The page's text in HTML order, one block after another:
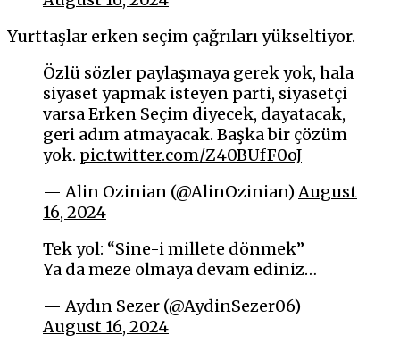
Yurttaşlar erken seçim çağrıları yükseltiyor.
Özlü sözler paylaşmaya gerek yok, hala
siyaset yapmak isteyen parti, siyasetçi
varsa Erken Seçim diyecek, dayatacak,
geri adım atmayacak. Başka bir çözüm
yok. pic.twitter.com/Z40BUfF0oJ
— Alin Ozinian (@AlinOzinian)August
16, 2024
Tek yol: “Sine-i millete dönmek”
Ya da meze olmaya devam ediniz…
— Aydın Sezer (@AydinSezer06)
August 16, 2024